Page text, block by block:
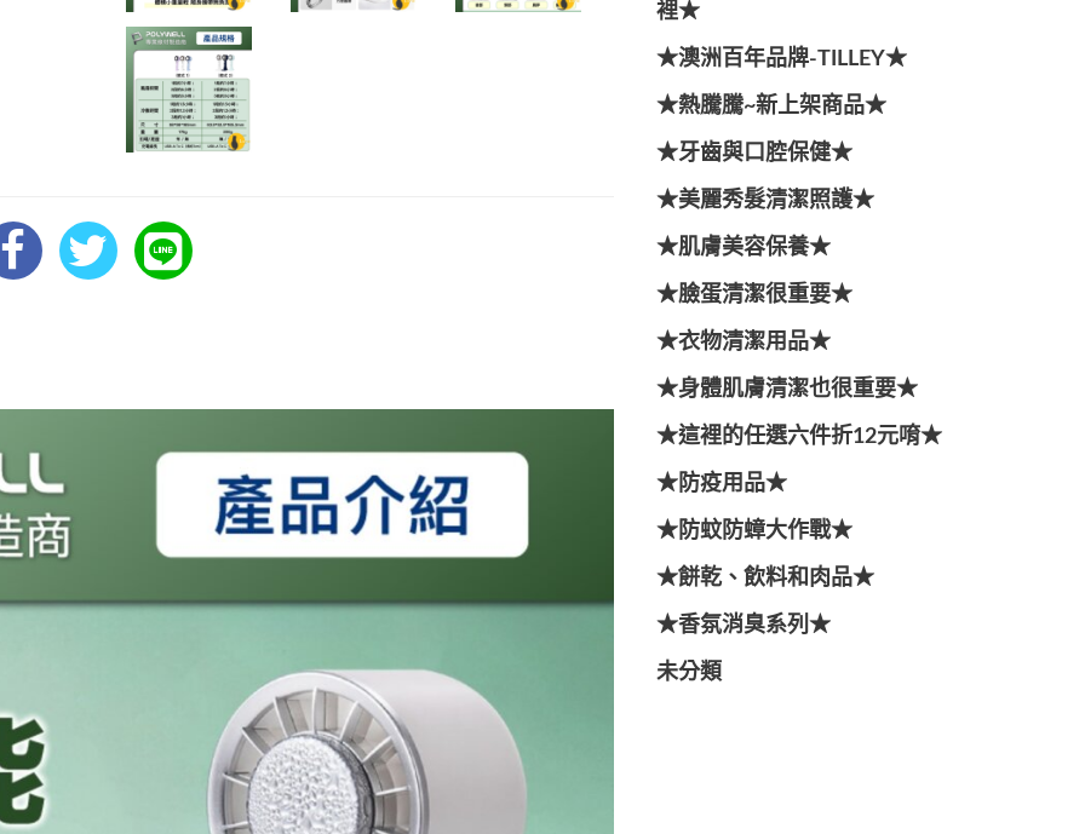
裡★
★澳洲百年品牌-TILLEY★
★熱騰騰~新上架商品★
★牙齒與口腔保健★
★美麗秀髮清潔照護★
★肌膚美容保養★
★臉蛋清潔很重要★
★衣物清潔用品★
★身體肌膚清潔也很重要★
★這裡的任選六件折12元唷★
★防疫用品★
★防蚊防蟑大作戰★
★餅乾、飲料和肉品★
★香氛消臭系列★
未分類